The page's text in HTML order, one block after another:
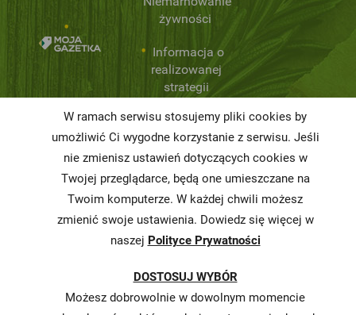
żywności
Informacja o
realizowanej
strategii
Karty
charakterystyki
Butelkomaty
W ramach serwisu stosujemy pliki cookies by
umożliwić Ci wygodne korzystanie z serwisu. Jeśli
nie zmienisz ustawień dotyczących cookies w
Twojej przeglądarce, będą one umieszczane na
Twoim komputerze. W każdej chwili możesz
zmienić swoje ustawienia. Dowiedz się więcej w
naszej Polityce Prywatności
DOSTOSUJ WYBÓR
Możesz dobrowolnie w dowolnym momencie